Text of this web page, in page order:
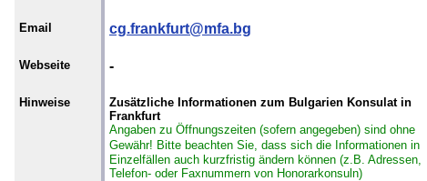
Email cg.frankfurt@mfa.bg
Webseite -
Hinweise
Zusätzliche Informationen zum Bulgarien Konsulat in
Frankfurt
Angaben zu Öffnungszeiten (sofern angegeben) sind ohne
Gewähr! Bitte beachten Sie, dass sich die Informationen in
Einzelfällen auch kurzfristig ändern können (z.B. Adressen,
Telefon- oder Faxnummern von Honorarkonsuln)